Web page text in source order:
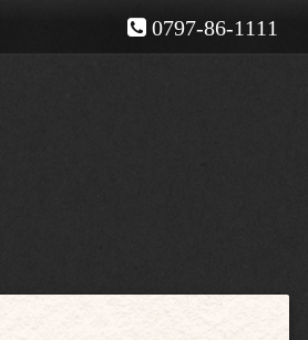
0797-86-1111